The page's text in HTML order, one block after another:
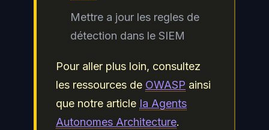
Mettre a jour les regles de
détection dans le SIEM
Pour aller plus loin, consultez
les ressources de OWASP ainsi
que notre article Ia Agents
Autonomes Architecture.